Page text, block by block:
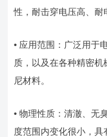
性，耐击穿电压高、耐
• 应用范围：广泛用于
质，以及在各种精密
尼材料。
• 物理性质：清澈、无
度范围内变化很小，